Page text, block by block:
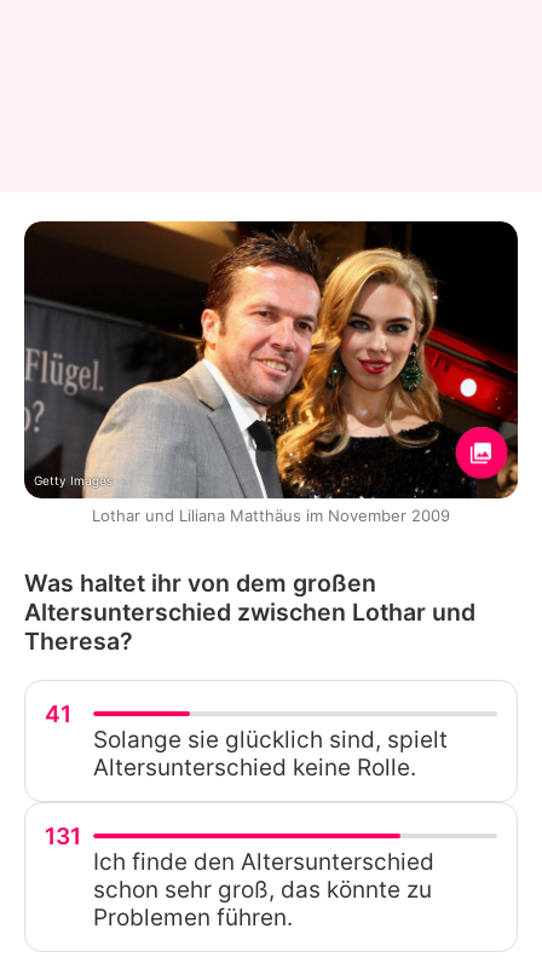
Getty Images
Lothar und Liliana Matthäus im November 2009
Was haltet ihr von dem großen
Altersunterschied zwischen Lothar und
Theresa?
41
Solange sie glücklich sind, spielt
Altersunterschied keine Rolle.
131
Ich finde den Altersunterschied
schon sehr groß, das könnte zu
Problemen führen.